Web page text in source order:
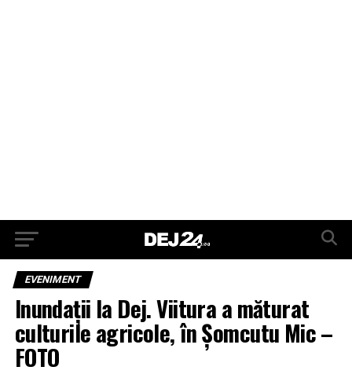
EVENIMENT
Inundații la Dej. Viitura a măturat
culturile agricole, în Șomcutu Mic –
FOTO